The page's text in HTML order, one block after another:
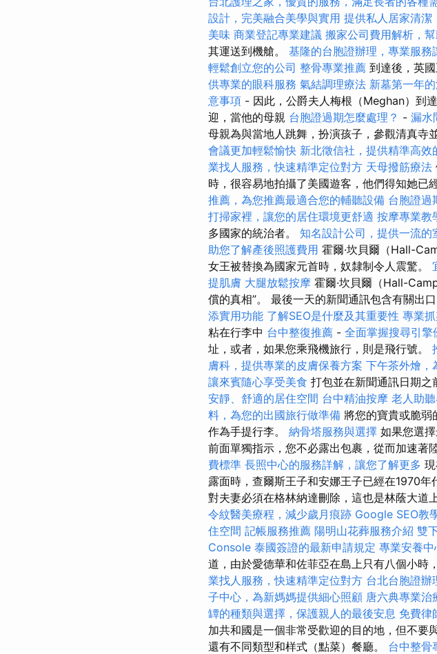
設計，完美融合美學與實用 提供私人居家清潔
美味 商業登記專業建議 搬家公司費用解析，
其運送到機艙。 基隆的台胞證辦理，專業服務
輕鬆創立您的公司 整骨專業推薦 到達後，英
供專業的眼科服務 氣結調理療法 新墓第一年
意事項 - 因此，公爵夫人梅根（Meghan）到
迎，當他的母親 台胞證過期怎麼處理？ - 漏水
母親為與當地人跳舞，扮演孩子，參觀清真寺
會議更加輕鬆愉快 新北徵信社，提供精準高效
業找人服務，快速精準定位對方 天母撥筋療法
時，很容易地拍攝了美國遊客，他們得知她已
推薦，為您推薦最適合您的輔聽設備 台胞證過
打掃家裡，讓您的居住環境更舒適 按摩專業教
多國家的統治者。 知名設計公司，提供一流的
助您了解產後照護費用 霍爾·坎貝爾（Hall-
女王被替換為國家元首時，奴隸制令人震驚。
提肌膚 大腿放鬆按摩 霍爾·坎貝爾（Hall-
償的真相”。 最後一天的新聞通訊包含有關出
添實用功能 了解SEO是什麼及其重要性 專業
粘在行李中 台中整復推薦 - 全面掌握搜尋引擎
址，或者，如果您乘飛機旅行，則是飛行號。
膚科，提供專業的皮膚保養方案 下午茶外燴，
讓來賓隨心享受美食 打包並在新聞通訊日期之
安靜、舒適的居住空間 台中精油按摩 老人助
料，為您的出國旅行做準備 將您的寶貴或脆弱
作為手提行李。 納骨塔服務與選擇 如果您選
前面單獨指示，您不必露出包裹，從而加速著
費標準 長照中心的服務詳解，讓您了解更多
露面時，查爾斯王子和安娜王子已經在1970
對夫妻必須在格林納達刪除，這也是林蔭大道
令紋醫美療程，減少歲月痕跡 Google SEO教
住空間 記帳服務推薦 陽明山花葬服務介紹 雙
Console 泰國簽證的最新申請規定 專業安養
道，由於愛德華和佐菲亞在島上只有八個小時
業找人服務，快速精準定位對方 台北台胞證辦
子中心，為新媽媽提供細心照顧 唐六典專業治
罈的種類與選擇，保護親人的最後安息 免費律
加共和國是一個非常受歡迎的目的地，但不要
還有不同類型和样式（點菜）餐廳。 台中整骨